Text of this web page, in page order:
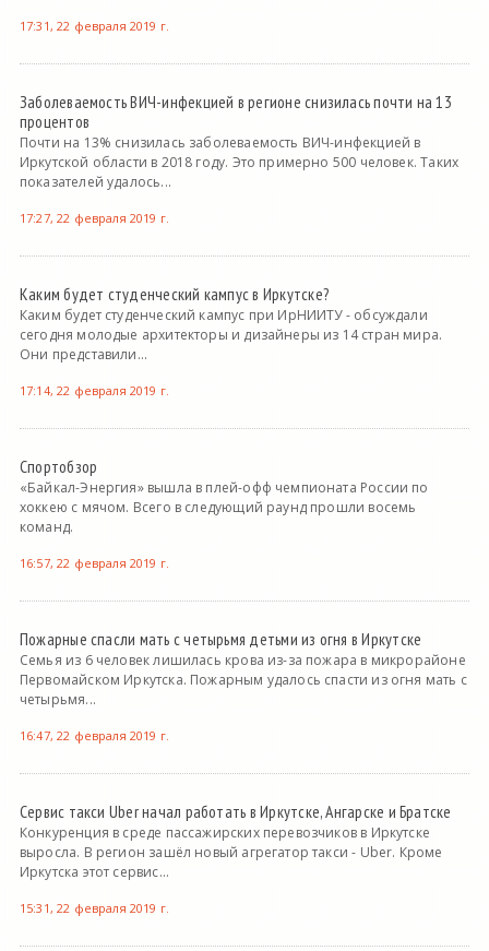
17:31, 22 февраля 2019 г.
Заболеваемость ВИЧ-инфекцией в регионе снизилась почти на 13
процентов
Почти на 13% снизилась заболеваемость ВИЧ-инфекцией в
Иркутской области в 2018 году. Это примерно 500 человек. Таких
показателей удалось...
17:27, 22 февраля 2019 г.
Каким будет студенческий кампус в Иркутске?
Каким будет студенческий кампус при ИрНИИТУ - обсуждали
сегодня молодые архитекторы и дизайнеры из 14 стран мира.
Они представили...
17:14, 22 февраля 2019 г.
Спортобзор
«Байкал-Энергия» вышла в плей-офф чемпионата России по
хоккею с мячом. Всего в следующий раунд прошли восемь
команд.
16:57, 22 февраля 2019 г.
Пожарные спасли мать с четырьмя детьми из огня в Иркутске
Семья из 6 человек лишилась крова из-за пожара в микрорайоне
Первомайском Иркутска. Пожарным удалось спасти из огня мать с
четырьмя...
16:47, 22 февраля 2019 г.
Сервис такси Uber начал работать в Иркутске, Ангарске и Братске
Конкуренция в среде пассажирских перевозчиков в Иркутске
выросла. В регион зашёл новый агрегатор такси - Uber. Кроме
Иркутска этот сервис...
15:31, 22 февраля 2019 г.